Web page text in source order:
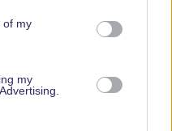
of my
my
dass Du unsere
Schau